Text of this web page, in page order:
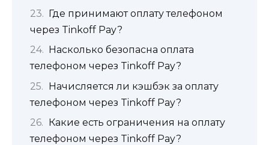
Где принимают оплату телефоном
через Tinkoff Pay?
Насколько безопасна оплата
телефоном через Tinkoff Pay?
Начисляется ли кэшбэк за оплату
телефоном через Tinkoff Pay?
Какие есть ограничения на оплату
телефоном через Tinkoff Pay?